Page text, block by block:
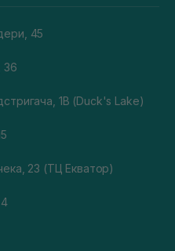
45
36
1В (Duck's Lake)
23 (ТЦ Екватор)